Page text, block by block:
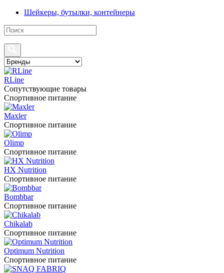
Шейкеры, бутылки, контейнеры
RLine
Сопутствующие товары
Спортивное питание
Maxler
Спортивное питание
Olimp
Спортивное питание
HX Nutrition
Спортивное питание
Bombbar
Спортивное питание
Chikalab
Спортивное питание
Optimum Nutrition
Спортивное питание